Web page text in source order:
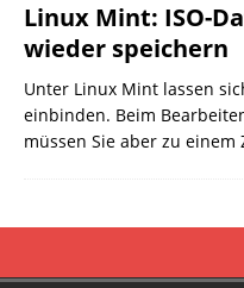
Linux Mint: ISO-
wieder speichern
Unter Linux Mint lassen
einbinden. Beim
müssen Sie aber zu einem